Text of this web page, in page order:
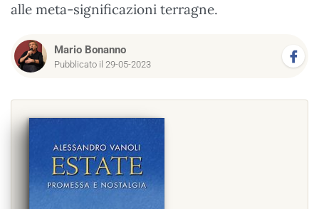
alle meta-significazioni terragne.
Mario Bonanno
Pubblicato il 29-05-2023